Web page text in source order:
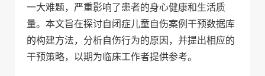
一大难题，严重影响了患者的身心健康和生活质
量。本文旨在探讨自闭症儿童自伤案例干预数据库
的构建方法，分析自伤行为的原因，并提出相应的
干预策略，以期为临床工作者提供参考。